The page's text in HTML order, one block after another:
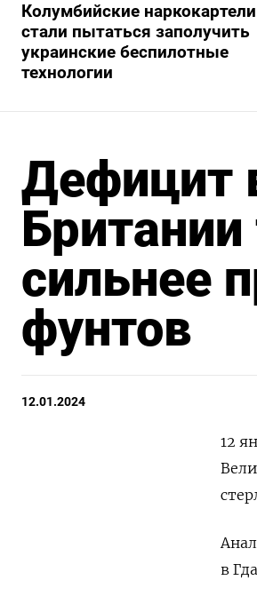
Колумбийские наркокартели
стали пытаться заполучить
украинские беспилотные
технологии
Дефицит
сильнее
фунтов
12.01.2024
12
в